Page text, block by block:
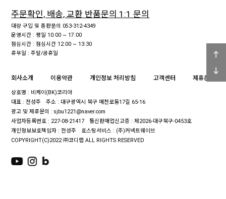
주문확인, 배송, 교환 반품문의 1:1 문의
대량 구입 및 총판문의 053-312-4349
운영시간 : 평일 10:00 ~ 17:00
점심시간 : 점심시간 12:00 ~ 13:30
휴무일 : 주말/공휴일
회사소개 이용약관 개인정보 처리방침 고객센터 제휴문의
상호명 : 비케이(BK)코리아
대표 : 전성주
주소 : 대구광역시 북구 매천로동17길 65-16
광고 및 제휴문의 : sjbu1221@naver.com
사업자등록번호 : 227-08-21417
통신판매업신고증 : 제2026-대구북구-0453호
개인정보보호책임자 : 전성주
호스팅서비스 : (주)커넥트웨이브
COPYRIGHT(C)2022 ㈜코디랩 ALL RIGHTS RESERVED